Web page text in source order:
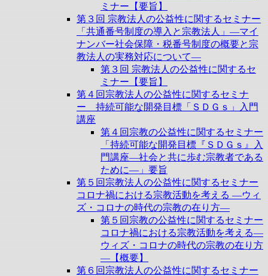
ミナー【要旨】
第３回 宗教法人の公益性に関するセミナー
「共通番号制度の導入と宗教法人」―マイ
ナンバー社会保障・税番号制度の概要と宗
教法人の実務対応について―
第３回 宗教法人の公益性に関するセ
ミナー【要旨】
第４回宗教法人の公益性に関するセミナ
ー 持続可能な開発目標「ＳＤＧｓ」入門
講座
第４回宗教の公益性に関するセミナー
「持続可能な開発目標『ＳＤＧｓ』入
門講座―社会と共に歩む宗教者である
ために―」要旨
第５回宗教法人の公益性に関するセミナー
コロナ禍における宗教活動を考える ―ウィ
ズ・コロナの時代の宗教の在り方―
第５回宗教の公益性に関するセミナー
コロナ禍における宗教活動を考える―
ウィズ・コロナの時代の宗教の在り方
―【概要】
第６回宗教法人の公益性に関するセミナー